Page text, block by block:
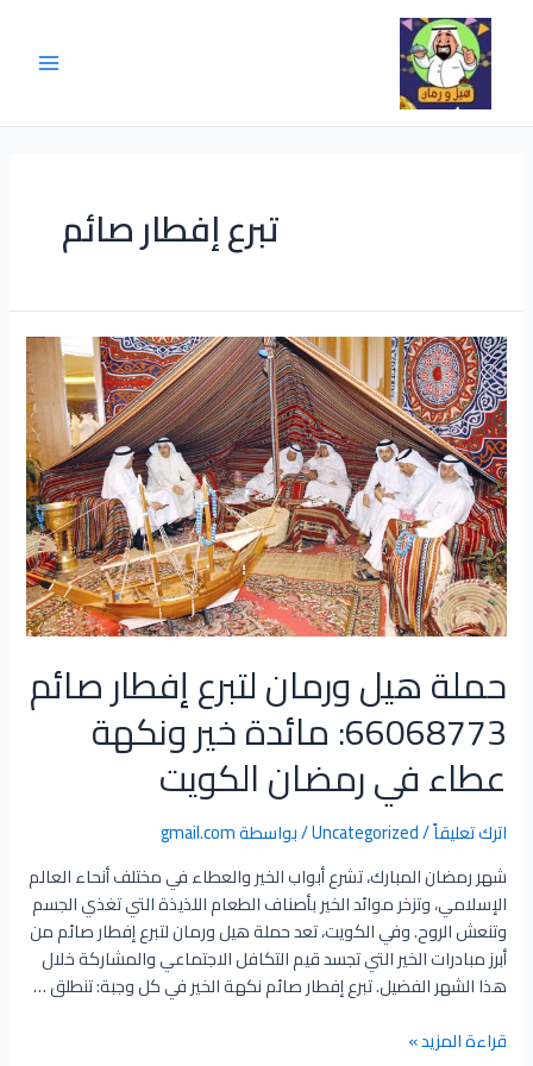
تبرع إفطار صائم
حملة هيل ورمان لتبرع إفطار صائم
66068773: مائدة خير ونكهة
عطاء في رمضان الكويت
اترك تعليقاً/
Uncategorized/ بواسطةgmail.com
شهر رمضان المبارك، تشرع أبواب الخير والعطاء في مختلف أنحاء العالم
الإسلامي، وتزخر موائد الخير بأصناف الطعام اللذيذة التي تغذي الجسم
وتنعش الروح. وفي الكويت، تعد حملة هيل ورمان لتبرع إفطار صائم من
أبرز مبادرات الخير التي تجسد قيم التكافل الاجتماعي والمشاركة خلال
هذا الشهر الفضيل. تبرع إفطار صائم نكهة الخير في كل وجبة: تنطلق …
قراءة المزيد »